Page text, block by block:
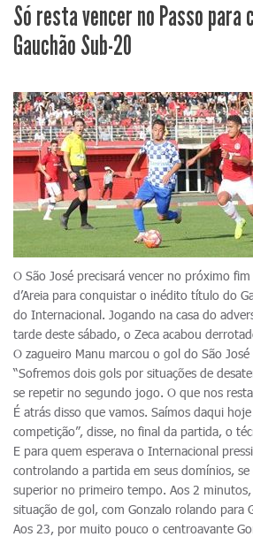
Só resta vencer no Passo para
Gauchão Sub-20
O São José precisará vencer no próximo
d’Areia para conquistar o inédito título do
do Internacional. Jogando na casa do
tarde deste sábado, o Zeca acabou
O zagueiro Manu marcou o gol do São
“Sofremos dois gols por situações de
se repetir no segundo jogo. O que nos
É atrás disso que vamos. Saímos daqui
competição”, disse, no final da partida, o
E para quem esperava o Internacional
controlando a partida em seus domínios,
superior no primeiro tempo. Aos 2
situação de gol, com Gonzalo rolando para
Aos 23, por muito pouco o centroavante